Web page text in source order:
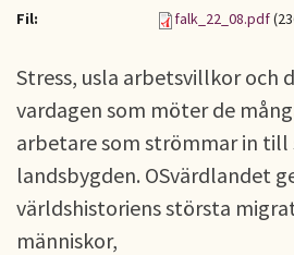
Fil:
falk_22_08.pdf
Stress, usla arbetsvillkor och
vardagen som möter de
arbetare som strömmar in till
landsbygden. OSvärdlandet
världshistoriens största
människor,